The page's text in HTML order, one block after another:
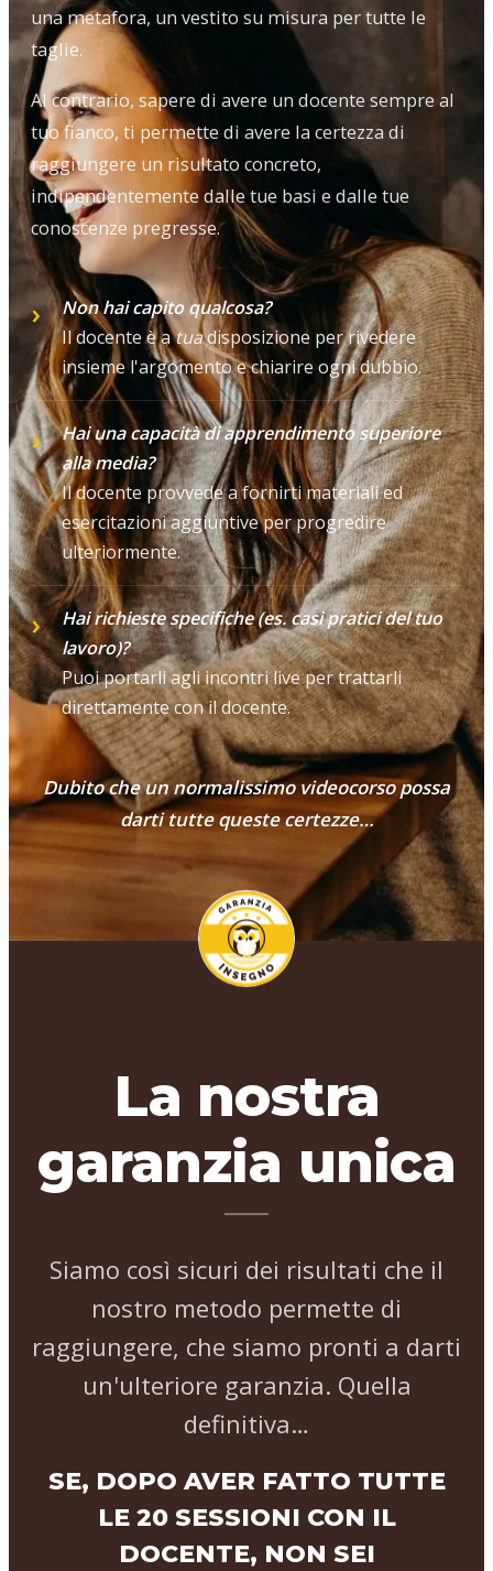
una metafora, un vestito su misura per tutte le
taglie.
Al contrario, sapere di avere un docente sempre al
tuo fianco, ti permette di avere la certezza di
raggiungere un risultato concreto,
indipendentemente dalle tue basi e dalle tue
conoscenze pregresse.
Non hai capito qualcosa?
Il docente è atuadisposizione per rivedere
insieme l'argomento e chiarire ogni dubbio.
Hai una capacità di apprendimento superiore
alla media?
Il docente provvede a fornirti materiali ed
esercitazioni aggiuntive per progredire
ulteriormente.
Hai richieste specifiche (es. casi pratici del tuo
lavoro)?
Puoi portarli agli incontri live per trattarli
direttamente con il docente.
Dubito che un normalissimo videocorso possa
darti tutte queste certezze…
La nostra
garanzia unica
Siamo così sicuri dei risultati che il
nostro metodo permette di
raggiungere, che siamo pronti a darti
un'ulteriore garanzia. Quella
definitiva…
SE, DOPO AVER FATTO TUTTE
LE 20 SESSIONI CON IL
DOCENTE, NON SEI